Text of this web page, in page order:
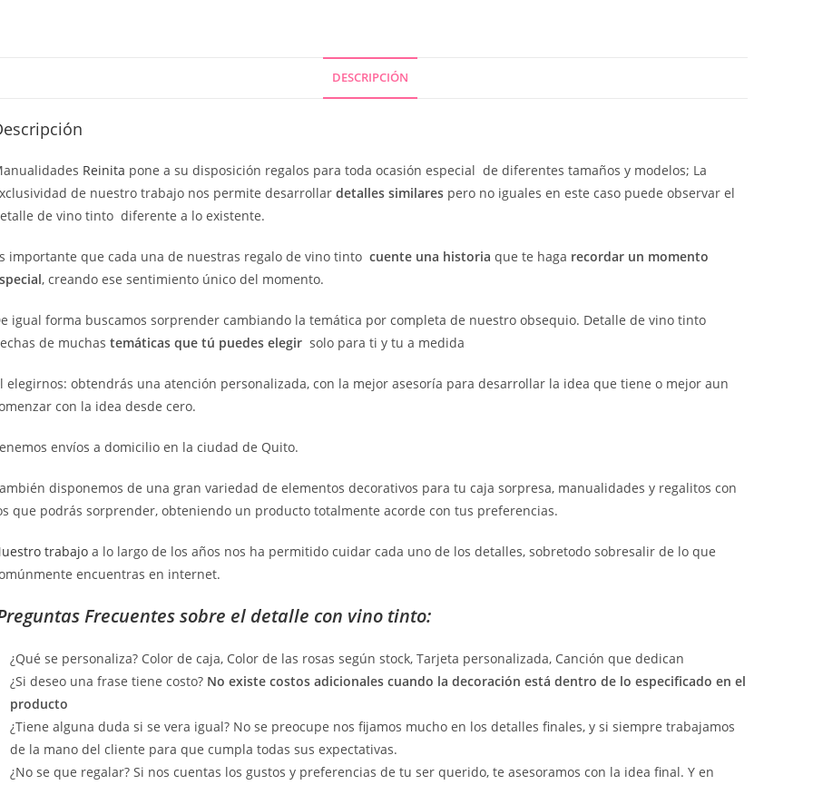
DESCRIPCIÓN
Reinita pone a su disposición regalos para toda ocasión especial de diferentes tamaños y modelos; La
de nuestro trabajo nos permite desarrollar detalles similares pero no iguales en este caso puede observar el
de vino tinto diferente a lo existente.
importante que cada una de nuestras regalo de vino tinto cuente una historia que te haga recordar un momento
, creando ese sentimiento único del momento.
igual forma buscamos sorprender cambiando la temática por completa de nuestro obsequio. Detalle de vino tinto
de muchas temáticas que tú puedes elegir solo para ti y tu a medida
elegirnos: obtendrás una atención personalizada, con la mejor asesoría para desarrollar la idea que tiene o mejor aun
con la idea desde cero.
envíos a domicilio en la ciudad de Quito.
disponemos de una gran variedad de elementos decorativos para tu caja sorpresa, manualidades y regalitos con
que podrás sorprender, obteniendo un producto totalmente acorde con tus preferencias.
trabajo a lo largo de los años nos ha permitido cuidar cada uno de los detalles, sobretodo sobresalir de lo que
encuentras en internet.
Frecuentes sobre el detalle con vino tinto:
¿Qué se personaliza? Color de caja, Color de las rosas según stock, Tarjeta personalizada, Canción que dedican
¿Si deseo una frase tiene costo? No existe costos adicionales cuando la decoración está dentro de lo especificado en el
producto
¿Tiene alguna duda si se vera igual? No se preocupe nos fijamos mucho en los detalles finales, y si siempre trabajamos
de la mano del cliente para que cumpla todas sus expectativas.
¿No se que regalar? Si nos cuentas los gustos y preferencias de tu ser querido, te asesoramos con la idea final. Y en